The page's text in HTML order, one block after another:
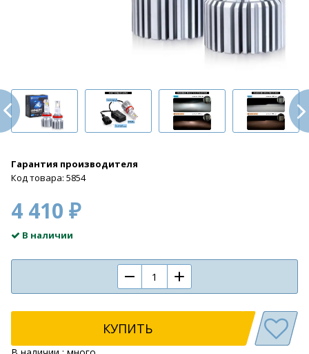
Гарантия производителя
Код товара: 5854
4 410 ₽
В наличии
КУПИТЬ